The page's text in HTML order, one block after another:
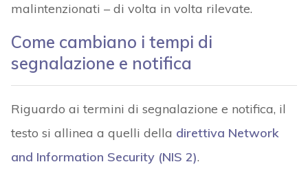
malintenzionati – di volta in volta rilevate.
Come cambiano i tempi di
segnalazione e notifica
Riguardo ai termini di segnalazione e notifica, il
testo si allinea a quelli della direttiva Network
and Information Security (NIS 2).